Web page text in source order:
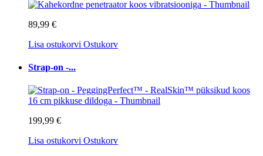
89,99 €
Lisa ostukorvi Ostukorv
Strap-on -...
199,99 €
Lisa ostukorvi Ostukorv